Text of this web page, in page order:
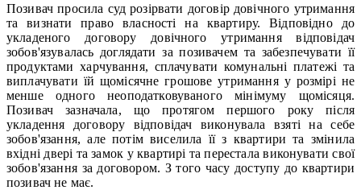
Позивач просила суд розірвати договір довічного утримання
та визнати право власності на квартиру. Відповідно до
укладеного договору довічного утримання відповідач
зобов'язувалась доглядати за позивачем та забезпечувати її
продуктами харчування, сплачувати комунальні платежі та
виплачувати їй щомісячне грошове утримання у розмірі не
менше одного неоподатковуваного мінімуму щомісяця.
Позивач зазначала, що протягом першого року після
укладення договору відповідач виконувала взяті на себе
зобов'язання, але потім виселила її з квартири та змінила
вхідні двері та замок у квартирі та перестала виконувати свої
зобов'язання за договором. З того часу доступу до квартири
позивач не має.